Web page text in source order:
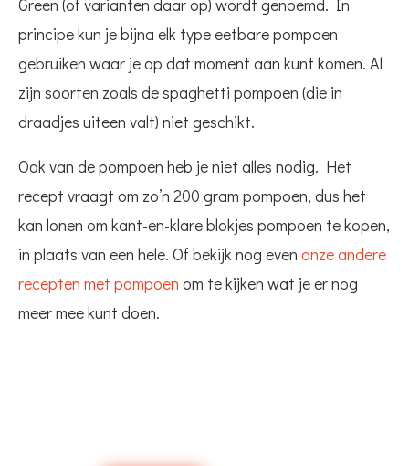
Green (of varianten daar op) wordt genoemd. In
principe kun je bijna elk type eetbare pompoen
gebruiken waar je op dat moment aan kunt komen. Al
zijn soorten zoals de spaghetti pompoen (die in
draadjes uiteen valt) niet geschikt.
Ook van de pompoen heb je niet alles nodig. Het
recept vraagt om zo’n 200 gram pompoen, dus het
kan lonen om kant-en-klare blokjes pompoen te kopen,
in plaats van een hele. Of bekijk nog even onze andere
recepten met pompoen om te kijken wat je er nog
meer mee kunt doen.